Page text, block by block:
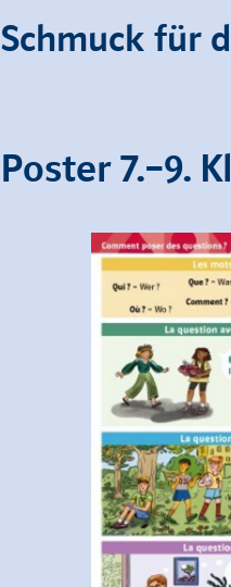
Schmuck für
Poster 7.–9.